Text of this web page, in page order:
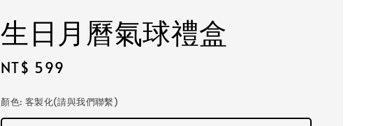
生日月曆氣球禮盒
Regular
NT$ 599
顏色: 客製化(請與我們聯繫)